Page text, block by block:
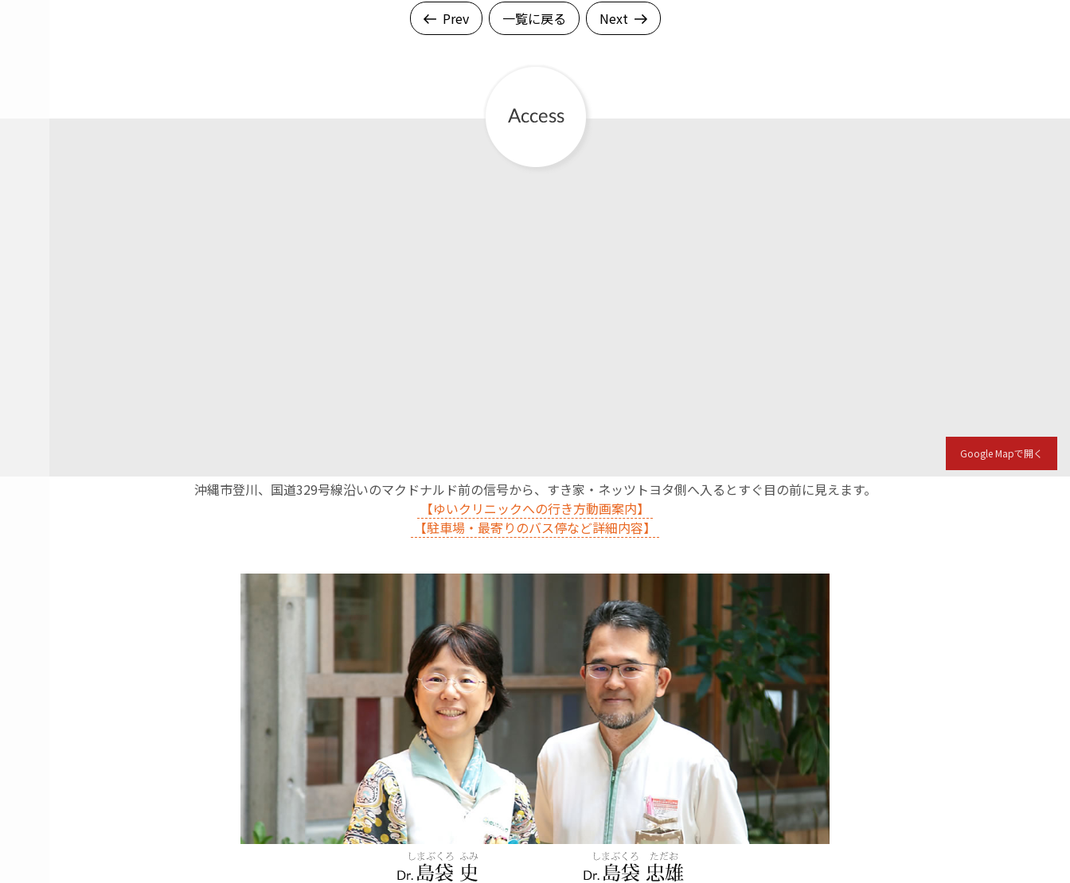
Prev 一覧に戻る Next
Google Mapで開く
沖縄市登川、国道329号線沿いのマクドナルド前の信号から、すき家・ネッツトヨタ側へ入るとすぐ目の前に見えます。
【ゆいクリニックへの行き方動画案内】
【駐車場・最寄りのバス停など詳細内容】